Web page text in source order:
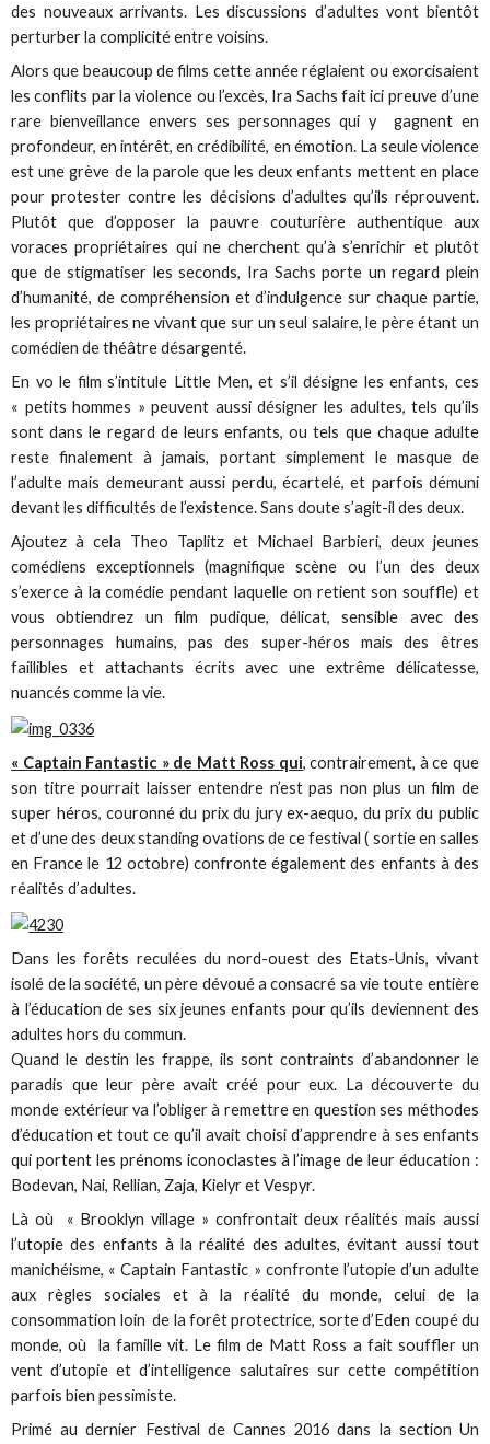
des nouveaux arrivants. Les discussions d’adultes vont bientôt
perturber la complicité entre voisins.
Alors que beaucoup de films cette année réglaient ou exorcisaient
les conflits par la violence ou l’excès, Ira Sachs fait ici preuve d’une
rare bienveillance envers ses personnages qui y gagnent en
profondeur, en intérêt, en crédibilité, en émotion. La seule violence
est une grève de la parole que les deux enfants mettent en place
pour protester contre les décisions d’adultes qu’ils réprouvent.
Plutôt que d’opposer la pauvre couturière authentique aux
voraces propriétaires qui ne cherchent qu’à s’enrichir et plutôt
que de stigmatiser les seconds, Ira Sachs porte un regard plein
d’humanité, de compréhension et d’indulgence sur chaque partie,
les propriétaires ne vivant que sur un seul salaire, le père étant un
comédien de théâtre désargenté.
En vo le film s’intitule Little Men, et s’il désigne les enfants, ces
« petits hommes » peuvent aussi désigner les adultes, tels qu’ils
sont dans le regard de leurs enfants, ou tels que chaque adulte
reste finalement à jamais, portant simplement le masque de
l’adulte mais demeurant aussi perdu, écartelé, et parfois démuni
devant les difficultés de l’existence. Sans doute s’agit-il des deux.
Ajoutez à cela Theo Taplitz et Michael Barbieri, deux jeunes
comédiens exceptionnels (magnifique scène ou l’un des deux
s’exerce à la comédie pendant laquelle on retient son souffle) et
vous obtiendrez un film pudique, délicat, sensible avec des
personnages humains, pas des super-héros mais des êtres
faillibles et attachants écrits avec une extrême délicatesse,
nuancés comme la vie.
« Captain Fantastic » de Matt Ross qui, contrairement, à ce que
son titre pourrait laisser entendre n’est pas non plus un film de
super héros, couronné du prix du jury ex-aequo, du prix du public
et d’une des deux standing ovations de ce festival ( sortie en salles
en France le 12 octobre) confronte également des enfants à des
réalités d’adultes.
Dans les forêts reculées du nord-ouest des Etats-Unis, vivant
isolé de la société, un père dévoué a consacré sa vie toute entière
à l’éducation de ses six jeunes enfants pour qu’ils deviennent des
adultes hors du commun.
Quand le destin les frappe, ils sont contraints d’abandonner le
paradis que leur père avait créé pour eux. La découverte du
monde extérieur va l’obliger à remettre en question ses méthodes
d’éducation et tout ce qu’il avait choisi d’apprendre à ses enfants
qui portent les prénoms iconoclastes à l’image de leur éducation :
Bodevan, Nai, Rellian, Zaja, Kielyr et Vespyr.
Là où « Brooklyn village » confrontait deux réalités mais aussi
l’utopie des enfants à la réalité des adultes, évitant aussi tout
manichéisme, « Captain Fantastic » confronte l’utopie d’un adulte
aux règles sociales et à la réalité du monde, celui de la
consommation loin de la forêt protectrice, sorte d’Eden coupé du
monde, où la famille vit. Le film de Matt Ross a fait souffler un
vent d’utopie et d’intelligence salutaires sur cette compétition
parfois bien pessimiste.
Primé au dernier Festival de Cannes 2016 dans la section Un